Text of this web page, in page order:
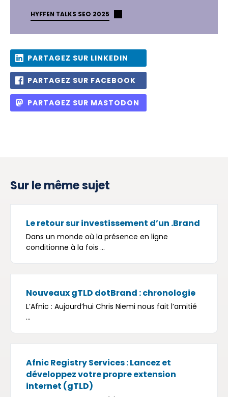
HYFFEN TALKS SEO 2025
PARTAGEZ SUR LINKEDIN
PARTAGEZ SUR FACEBOOK
PARTAGEZ SUR MASTODON
Sur le même sujet
Le retour sur investissement d’un .Brand
Dans un monde où la présence en ligne
conditionne à la fois ...
Nouveaux gTLD dotBrand : chronologie
L’Afnic : Aujourd’hui Chris Niemi nous fait l’amitié
...
Afnic Registry Services : Lancez et
développez votre propre extension
internet (gTLD)